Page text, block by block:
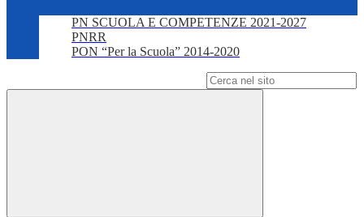
PN SCUOLA E COMPETENZE 2021-2027
PNRR
PON “Per la Scuola” 2014-2020